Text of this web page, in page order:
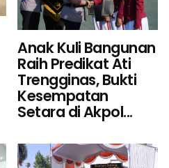
Anak Kuli Bangunan
Raih Predikat Ati
Trengginas, Bukti
Kesempatan
Setara di Akpol...